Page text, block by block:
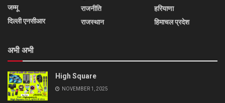
जम्मू
दिल्ली एनसीआर
राजनीति
राजस्थान
हरियाणा
हिमाचल प्रदेश
अभी अभी
High Square
NOVEMBER 1, 2025